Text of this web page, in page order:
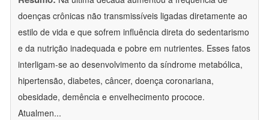
doenças crônicas não transmissíveis ligadas diretamente ao
estilo de vida e que sofrem influência direta do sedentarismo
e da nutrição inadequada e pobre em nutrientes. Esses fatos
interligam-se ao desenvolvimento da síndrome metabólica,
hipertensão, diabetes, câncer, doença coronariana,
obesidade, demência e envelhecimento prococe.
Atualmen...